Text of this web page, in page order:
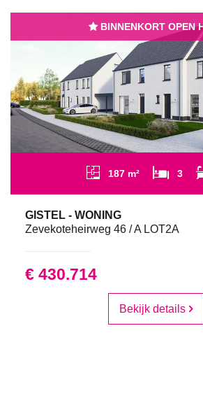
BINNENKORT OPEN
187 m² 3
GISTEL - WONING
Zevekoteheirweg 46 / A LOT2A
€ 430.714
Bekijk details